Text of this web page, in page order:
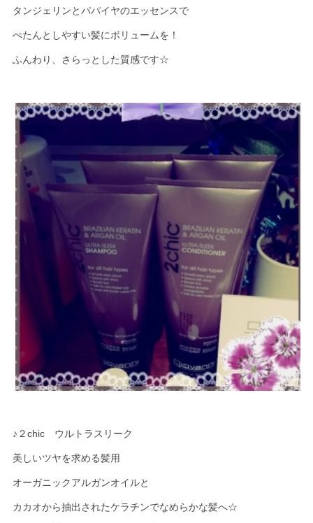
タンジェリンとパパイヤのエッセンスで
ぺたんとしやすい髪にボリュームを！
ふんわり、さらっとした質感です☆
♪２chic ウルトラスリーク
美しいツヤを求める髪用
オーガニックアルガンオイルと
カカオから抽出されたケラチンでなめらかな髪へ☆